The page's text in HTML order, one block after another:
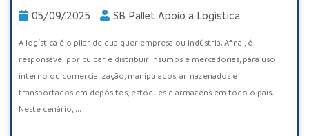
05/09/2025 SB Pallet Apoio a Logistica
A logística é o pilar de qualquer empresa ou indústria. Afinal, é
responsável por cuidar e distribuir insumos e mercadorias, para uso
interno ou comercialização, manipulados, armazenados e
transportados em depósitos, estoques e armazéns em todo o país.
Neste cenário, ...